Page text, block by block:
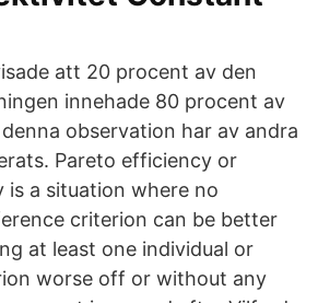
att 20 procent av den
innehade 80 procent av
observation har av andra
Pareto efficiency or
is a situation where no
criterion can be better
at least one individual or
worse off or without any